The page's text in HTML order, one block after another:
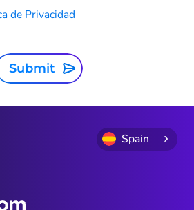
de Privacidad
Submit
Spain